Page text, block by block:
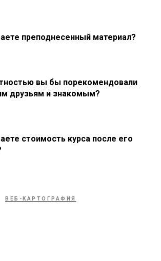
преподнесенный материал?
вы бы порекомендовали
друзьям и знакомым?
стоимость курса после его
ВЕБ-КАРТОГРАФИЯ